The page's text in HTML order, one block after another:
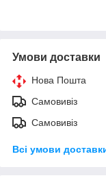
Умови доставки
Нова Пошта
Самовивіз
Самовивіз
Всі умови